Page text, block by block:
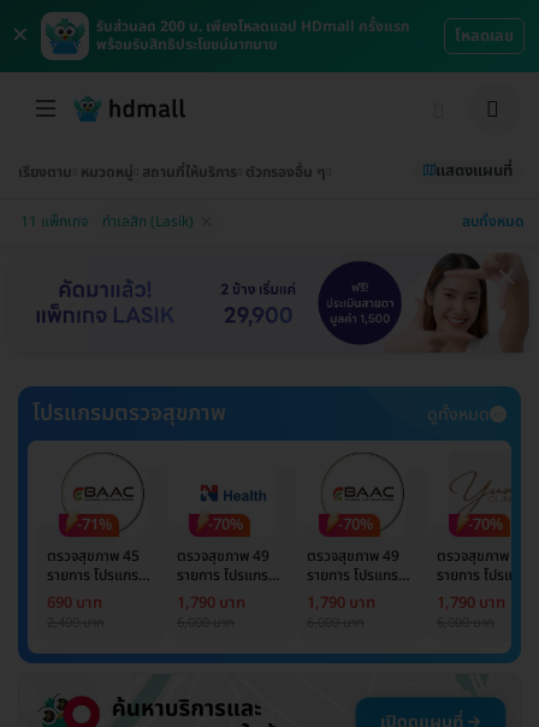
×
รับส่วนลด 200 บ. เพียงโหลดแอป HDmall ครั้งแรก
พร้อมรับสิทธิประโยชน์มากมาย
โหลดเลย
เรียงตาม หมวดหมู่ สถานที่ให้บริการ ตัวกรองอื่น ๆ แสดงแผนที่
11 แพ็กเกจ ทำเลสิก (Lasik) ลบทั้งหมด
โปรแกรมตรวจสุขภาพ ดูทั้งหมด
-71%
ตรวจสุขภาพ 45
รายการ โปรแกรม
Basic Lab
690 บาท
-70%
ตรวจสุขภาพ 49
รายการ โปรแกรม
Basic Lab +
Cancer Marker
1,790 บาท
-70%
ตรวจสุขภาพ 49
รายการ โปรแกรม
Basic Lab +
Cancer Marker
1,790 บาท
-70%
ตรวจสุขภาพ 49
รายการ โปรแกรม
Basic Lab +
Cancer
1,790 บาท